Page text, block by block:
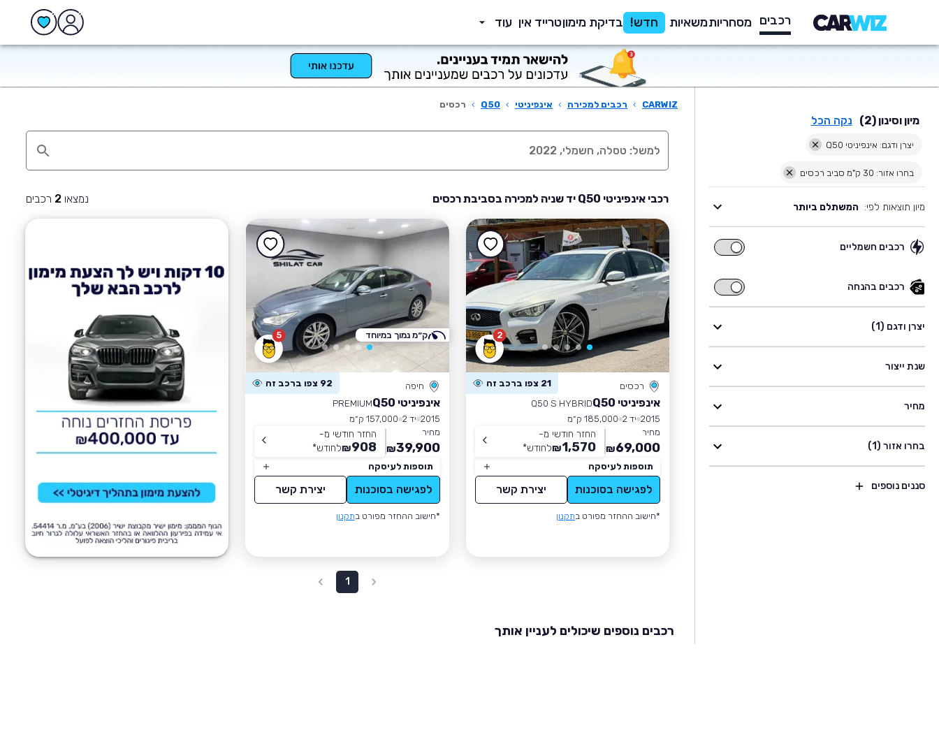
רכבים מסחריותמשאיות חדש! בדיקת מימוןטרייד אין עוד
מיון וסינון (2) נקה הכל
יצרן ודגם: אינפיניטי Q50
בחרו אזור: 30 ק"מ סביב רכסים
מיון תוצאות לפי: המשתלם ביותר
רכבים חשמליים
רכבים
רכבים בהנחה
רכבים
בהנחה
יצרן ודגם (1)
שנת ייצור
מחיר
בחרו אזור (1)
סננים נוספים
CARWIZ
› רכבים למכירה › אינפיניטי ›
Q50
› רכסים
רכבי אינפיניטי Q50 יד שניה למכירה בסביבת רכסים נמצאו 2 רכבים
2
רכסים 21 צפו ברכב זה
אינפיניטי Q50
Q50 S HYBRID
2015 יד 2
185,000 ק״מ
מחיר
69,000
₪
החזר חודשי מ-
1,570
₪לחודש*
תוספות לעיסקה
לפגישה בסוכנות יצירת קשר
*חישוב ההחזר מפורט בתקנון
5
חיפה 92 צפו ברכב זה
אינפיניטי Q50
PREMIUM
2015 יד 2
157,000 ק״מ
מחיר
39,900
₪
החזר חודשי מ-
908
₪לחודש*
תוספות לעיסקה
לפגישה בסוכנות יצירת קשר
*חישוב ההחזר מפורט בתקנון
ק״מ נמוך במיוחד
1
רכבים נוספים שיכולים לעניין אותך